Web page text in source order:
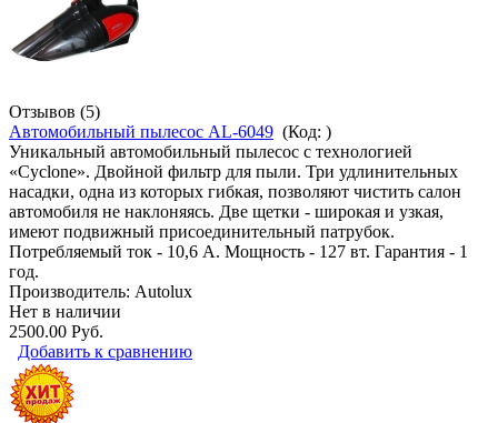
Отзывов (5)
Автомобильный пылесос AL-6049 (Код: )
Уникальный автомобильный пылесос с технологией
«Cyclone». Двойной фильтр для пыли. Три удлинительных
насадки, одна из которых гибкая, позволяют чистить салон
автомобиля не наклоняясь. Две щетки - широкая и узкая,
имеют подвижный присоединительный патрубок.
Потребляемый ток - 10,6 А. Мощность - 127 вт. Гарантия - 1
год.
Производитель: Autolux
Нет в наличии
2500.00 Руб.
Добавить к сравнению